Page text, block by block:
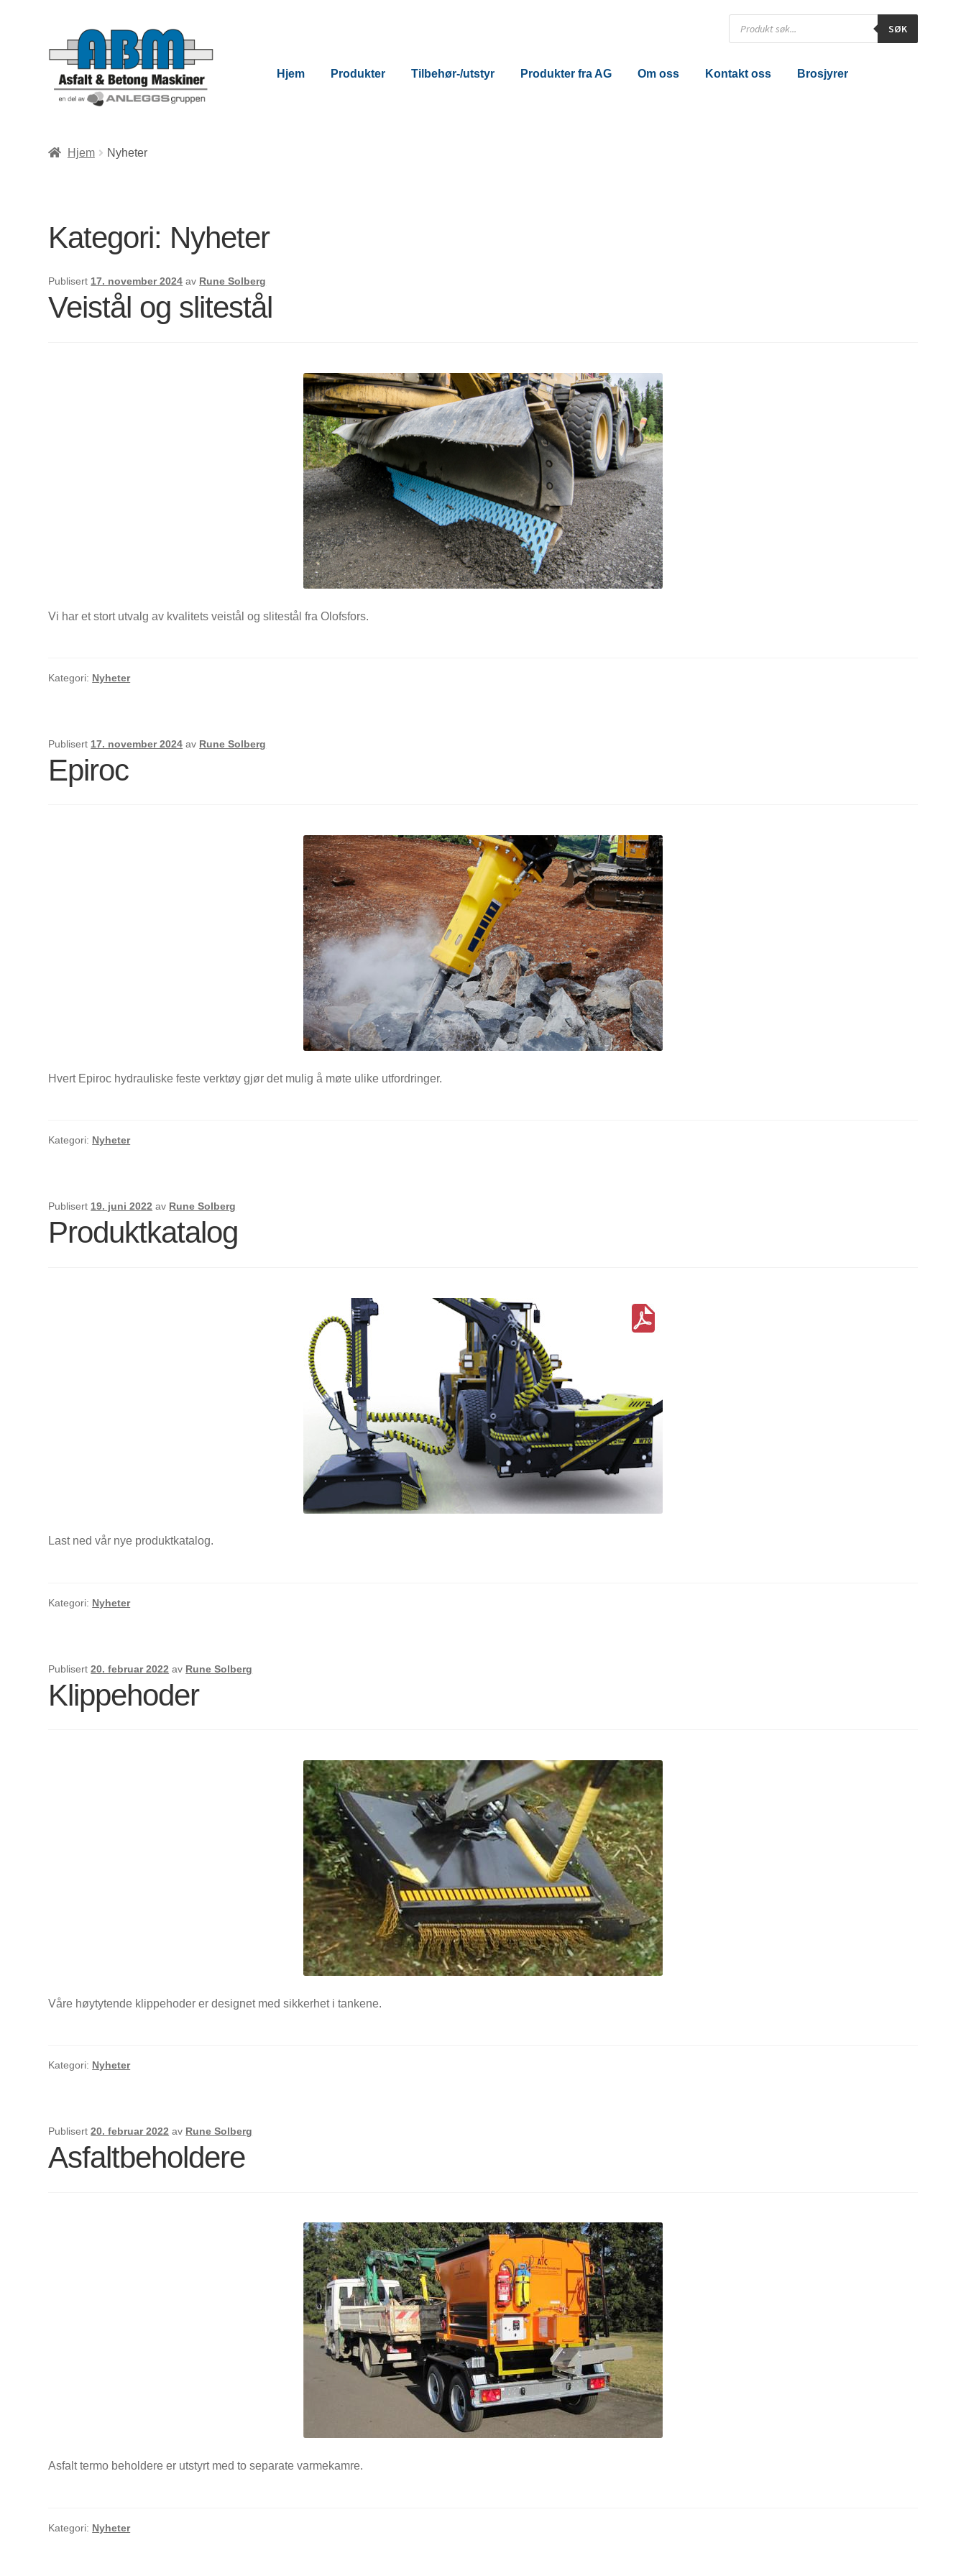
Products
search
SØK
Hjem Produkter Tilbehør-/utstyr Produkter fra AG Om oss Kontakt oss Brosjyrer
Hjem Nyheter
Kategori: Nyheter
Publisert 17. november 2024 av Rune Solberg
Veistål og slitestål
Vi har et stort utvalg av kvalitets veistål og slitestål fra Olofsfors.
Kategori: Nyheter
Publisert 17. november 2024 av Rune Solberg
Epiroc
Hvert Epiroc hydrauliske feste verktøy gjør det mulig å møte ulike utfordringer.
Kategori: Nyheter
Publisert 19. juni 2022 av Rune Solberg
Produktkatalog
Last ned vår nye produktkatalog.
Kategori: Nyheter
Publisert20. februar 2022 av Rune Solberg
Klippehoder
Våre høytytende klippehoder er designet med sikkerhet i tankene.
Kategori: Nyheter
Publisert20. februar 2022 av Rune Solberg
Asfaltbeholdere
Asfalt termo beholdere er utstyrt med to separate varmekamre.
Kategori: Nyheter